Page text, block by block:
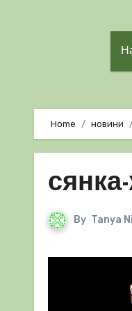
Home новини
By Tanya